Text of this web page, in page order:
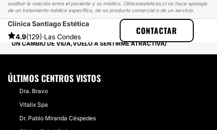
sustituir la relación entre el paciente y su médico. Clinicasesteticas.cl no hace apología
de un tratamiento médico específico, de un producto comercial o de un servicio.
Clínica Santiago Estética
4.9(129)·Las Condes
CONTACTAR
CLINICASESTETICAS
EXPERIENCIAS
EXPERIENCIAS SOBRE AUMENTO MAMARIO
UN CAMBIO DE VIDA,VUELO A SENTIRME ATRACTIVA
ÚLTIMOS CENTROS VISTOS
Dra. Bravo
Vitalix Spa
Dr. Pablo Miranda Céspedes